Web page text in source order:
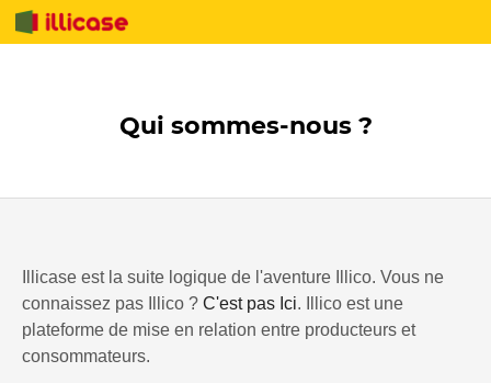
Qui sommes-nous ?
Illicase est la suite logique de l'aventure Illico. Vous ne
connaissez pas Illico ? C'est pas Ici. Illico est une
plateforme de mise en relation entre producteurs et
consommateurs.